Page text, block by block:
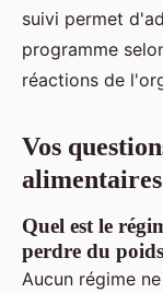
suivi permet
programme
réactions de
Vos
Quel est le
perdre du
Aucun régime